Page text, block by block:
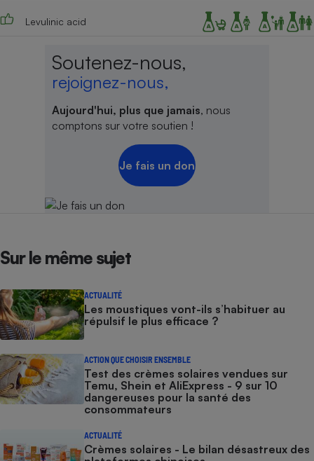
Levulinic acid
Soutenez-nous,
rejoignez-nous,
Aujourd'hui, plus que jamais, nous
comptons sur votre soutien !
Je fais un don
Sur le même sujet
ACTUALITÉ
Les moustiques vont-ils s’habituer au
répulsif le plus efficace ?
ACTION QUE CHOISIR ENSEMBLE
Test des crèmes solaires vendues sur
Temu, Shein et AliExpress - 9 sur 10
dangereuses pour la santé des
consommateurs
ACTUALITÉ
Crèmes solaires - Le bilan désastreux des